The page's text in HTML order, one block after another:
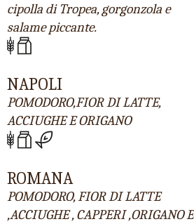
cipolla di Tropea, gorgonzola e
salame piccante.
NAPOLI
POMODORO,FIOR DI LATTE,
ACCIUGHE E ORIGANO
ROMANA
POMODORO, FIOR DI LATTE
,ACCIUGHE , CAPPERI ,ORIGANO E